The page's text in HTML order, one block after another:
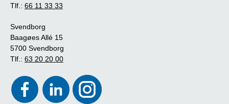
Tlf.: 66 11 33 33
Svendborg
Baagøes Allé 15
5700 Svendborg
Tlf.: 63 20 20 00